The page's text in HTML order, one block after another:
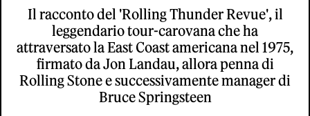
Il racconto del 'Rolling Thunder Revue', il
leggendario tour-carovana che ha
attraversato la East Coast americana nel 1975,
firmato da Jon Landau, allora penna di
Rolling Stone e successivamente manager di
Bruce Springsteen